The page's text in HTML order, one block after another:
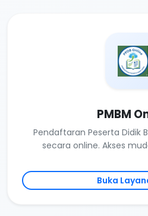
PMBM
Pendaftaran Peserta Didik
secara online. Akses
Buka